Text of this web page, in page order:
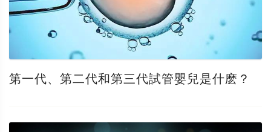
第一代、第二代和第三代試管嬰兒是什麽？